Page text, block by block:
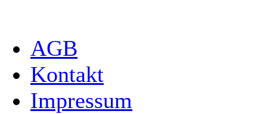
AGB
Kontakt
Impressum